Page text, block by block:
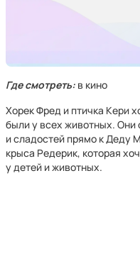
Где смотреть: в кино
Хорек Фред и птичка Кери
были у всех животных. Они
и сладостей прямо к Деду
крыса Редерик, которая
у детей и животных.